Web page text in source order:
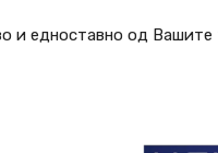
и едноставно од